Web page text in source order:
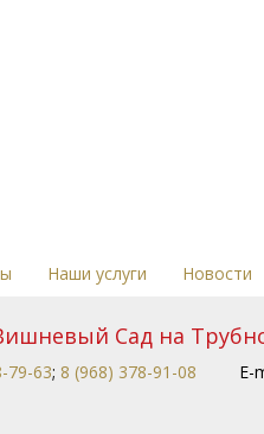
Наши услуги Новости
Сад на
79-63; 8 (968) 378-91-08 E-